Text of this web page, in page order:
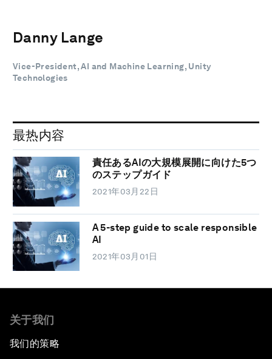
Danny Lange
Vice-President, AI and Machine Learning, Unity
Technologies
最热内容
責任あるAIの大規模展開に向けた5つ
のステップガイド
2021年03月22日
A 5-step guide to scale responsible
AI
2021年03月01日
关于我们
我们的策略